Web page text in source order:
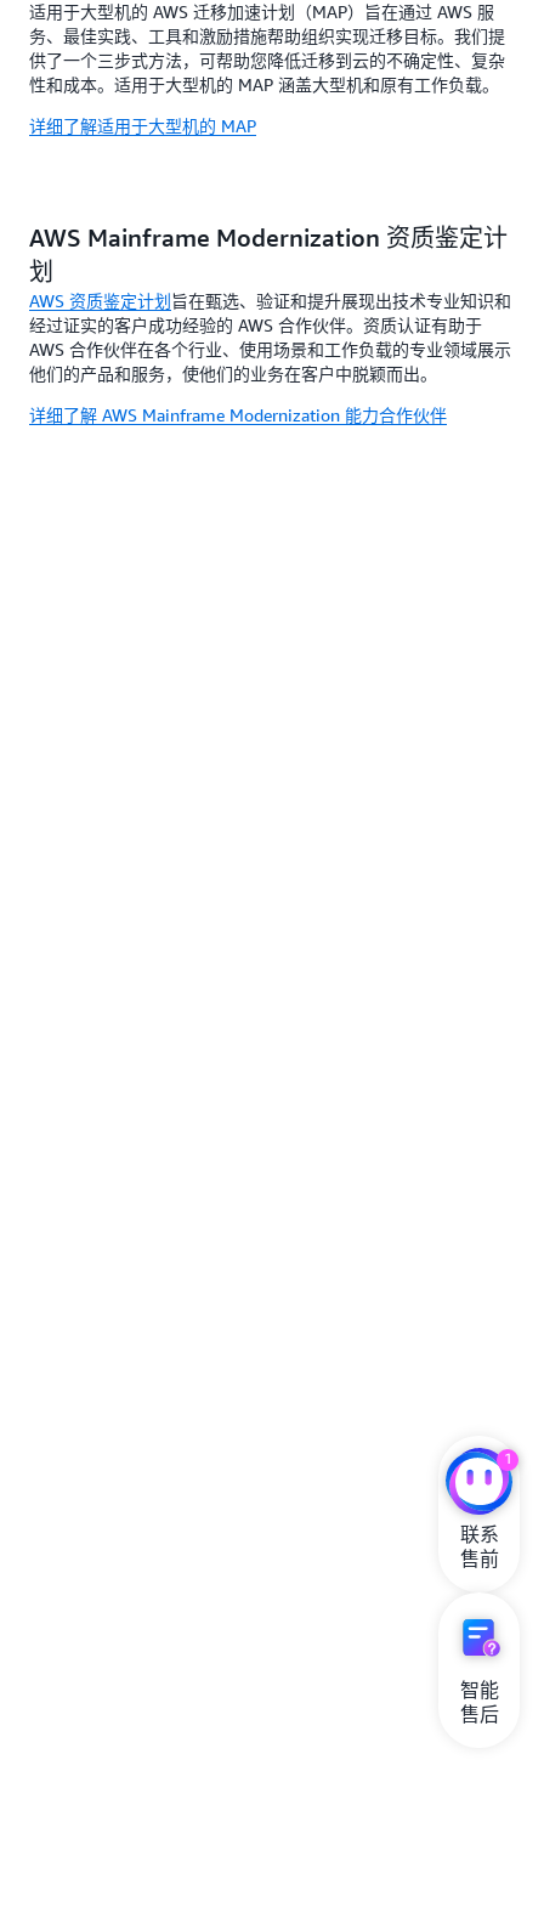
适用于大型机的 AWS 迁移加速计划（MAP）旨在通过 AWS 服
务、最佳实践、工具和激励措施帮助组织实现迁移目标。我们提
供了一个三步式方法，可帮助您降低迁移到云的不确定性、复杂
性和成本。适用于大型机的 MAP 涵盖大型机和原有工作负载。
详细了解适用于大型机的 MAP
AWS Mainframe Modernization 资质鉴定计
划
AWS 资质鉴定计划旨在甄选、验证和提升展现出技术专业知识和
经过证实的客户成功经验的 AWS 合作伙伴。资质认证有助于
AWS 合作伙伴在各个行业、使用场景和工作负载的专业领域展示
他们的产品和服务，使他们的业务在客户中脱颖而出。
详细了解 AWS Mainframe Modernization 能力合作伙伴
1
联系
售前
智能
售后